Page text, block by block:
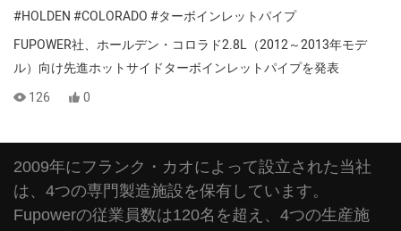
インレットパイプ
#HOLDEN#COLORADO#ターボインレットパイプ
FUPOWER社、ホールデン・コロラド2.8L（2012～2013年モデ
ル）向け先進ホットサイドターボインレットパイプを発表
126
0
2009年にフランク・カオによって設立された当社
は、4つの専門製造施設を保有しています。
Fupowerの従業員数は120名を超え、4つの生産施